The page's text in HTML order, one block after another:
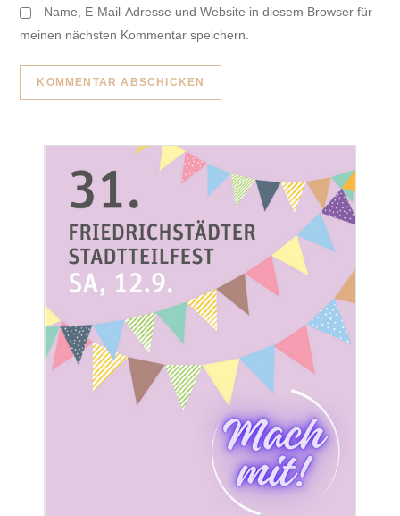
Name, E-Mail-Adresse und Website in diesem Browser für
meinen nächsten Kommentar speichern.